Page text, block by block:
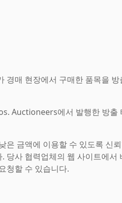
경매 현장에서 구매한 품목을 방
Auctioneers에서 발행한 방출
은 금액에 이용할 수 있도록 신
당사 협력업체의 웹 사이트에서
청할 수 있습니다.